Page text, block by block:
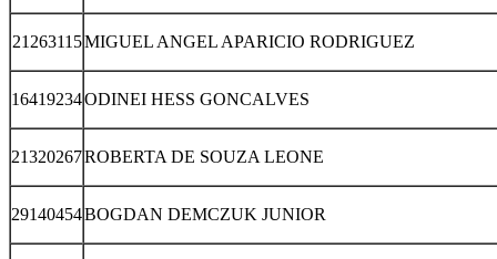
21263115MIGUEL ANGEL APARICIO RODRIGUEZ
16419234ODINEI HESS GONCALVES
21320267ROBERTA DE SOUZA LEONE
29140454BOGDAN DEMCZUK JUNIOR